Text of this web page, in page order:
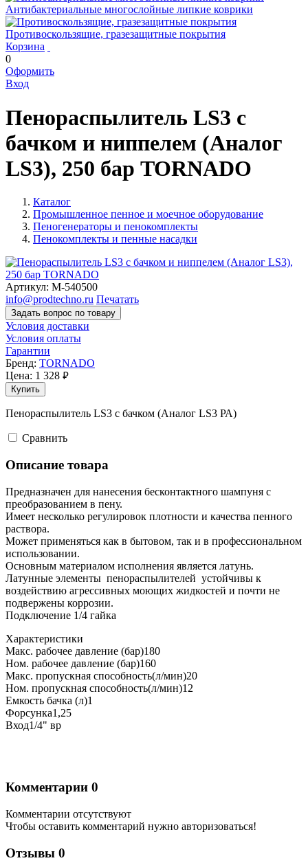
Антибактериальные многослойные липкие коврики
Противоскользящие, гразезащитные покрытия
Корзина
0
Оформить
Вход
Пенораспылитель LS3 с
бачком и ниппелем (Аналог
LS3), 250 бар TORNADO
Каталог
Промышленное пенное и моечное оборудование
Пеногенераторы и пенокомплекты
Пенокомплекты и пенные насадки
Артикул: М-540500
info@prodtechno.ru Печатать
Задать вопрос по товару
Условия доставки
Условия оплаты
Гарантии
Бренд: TORNADO
Цена: 1 328 руб.
Купить
Пенораспылитель LS3 с бачком (Аналог LS3 РА)
Cравнить
Описание товара
Предназначен для нанесения бесконтактного шампуня с
преобразованием в пену.
Имеет несколько регулировок плотности и качества пенного
раствора.
Может применяться как в бытовом, так и в профессиональном
использовании.
Основным материалом исполнения является латунь.
Латунные элементы пенораспылителей устойчивы к
воздействию агрессивных моющих жидкостей и почти не
подвержены коррозии.
Подключение 1/4 гайка
Характеристики
Макс. рабочее давление (бар)180
Ном. рабочее давление (бар)160
Макс. пропускная способность(л/мин)20
Ном. пропускная способность(л/мин)12
Емкость бачка (л)1
Форсунка1,25
Вход1/4" вр
Комментарии 0
Комментарии отсутствуют
Чтобы оставить комментарий нужно авторизоваться!
Отзывы 0